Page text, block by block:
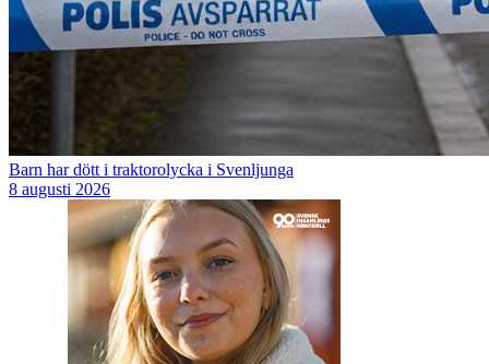
Barn har dött i traktorolycka i Svenljunga
8 augusti 2026